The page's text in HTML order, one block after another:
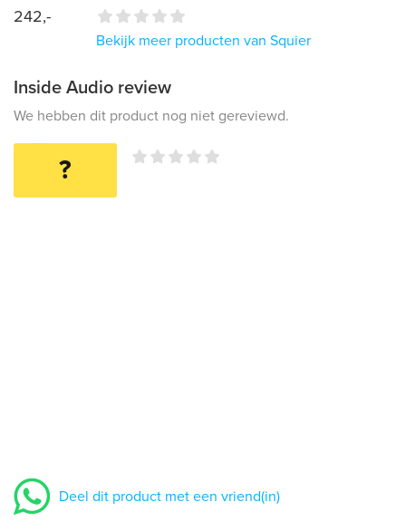
242,-
Bekijk meer producten van Squier
Inside Audio review
We hebben dit product nog niet gereviewd.
?
Deel dit product met een vriend(in)